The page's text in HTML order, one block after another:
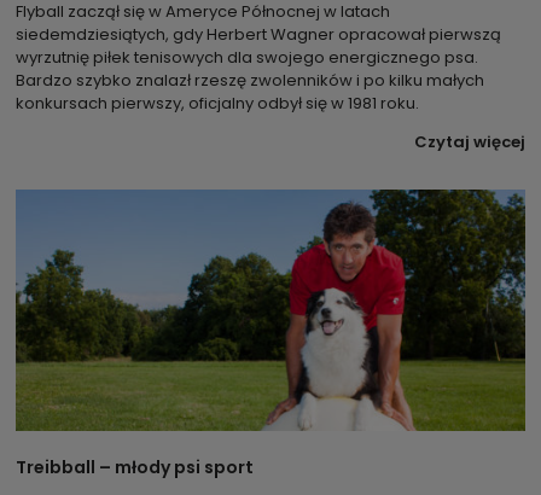
Flyball zaczął się w Ameryce Północnej w latach
siedemdziesiątych, gdy Herbert Wagner opracował pierwszą
wyrzutnię piłek tenisowych dla swojego energicznego psa.
Bardzo szybko znalazł rzeszę zwolenników i po kilku małych
konkursach pierwszy, oficjalny odbył się w 1981 roku.
Czytaj więcej
Treibball – młody psi sport